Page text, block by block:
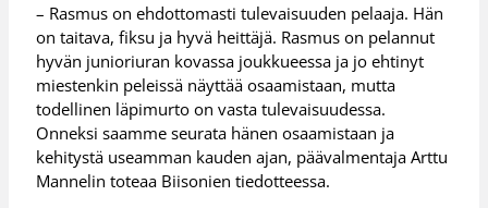
– Rasmus on ehdottomasti tulevaisuuden pelaaja. Hän
on taitava, fiksu ja hyvä heittäjä. Rasmus on pelannut
hyvän junioriuran kovassa joukkueessa ja jo ehtinyt
miestenkin peleissä näyttää osaamistaan, mutta
todellinen läpimurto on vasta tulevaisuudessa.
Onneksi saamme seurata hänen osaamistaan ja
kehitystä useamman kauden ajan, päävalmentaja Arttu
Mannelin toteaa Biisonien tiedotteessa.